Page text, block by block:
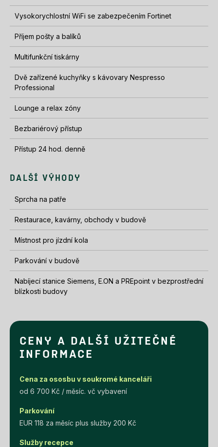
Vysokorychlostní WiFi se zabezpečením Fortinet
Příjem pošty a balíků
Multifunkční tiskárny
Dvě zařízené kuchyňky s kávovary Nespresso
Professional
Lounge a relax zóny
Bezbariérový přístup
Přístup 24 hod. denně
DALŠÍ VÝHODY
Sprcha na patře
Restaurace, kavárny, obchody v budově
Místnost pro jízdní kola
Parkování v budově
Nabíjecí stanice Siemens, E.ON a PREpoint v bezprostřední
blízkosti budovy
CENY A DALŠÍ UŽITEČNÉ
INFORMACE
Cena za ososbu v soukromé kanceláři
od 6 700 Kč / měsíc. vč vybavení
Parkování
EUR 118 za měsíc plus služby 200 Kč
Služby recepce